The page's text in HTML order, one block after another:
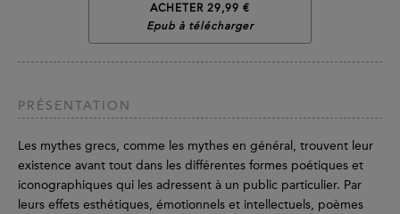
ACHETER 29,99 €
Epub à télécharger
PRÉSENTATION
Les mythes grecs, comme les mythes en général, trouvent leur
existence avant tout dans les différentes formes poétiques et
iconographiques qui les adressent à un public particulier. Par
leurs effets esthétiques, émotionnels et intellectuels, poèmes